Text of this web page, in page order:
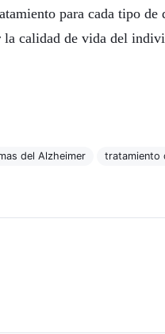
para cada tipo de
la calidad de vida del
del Alzheimer
tratamiento